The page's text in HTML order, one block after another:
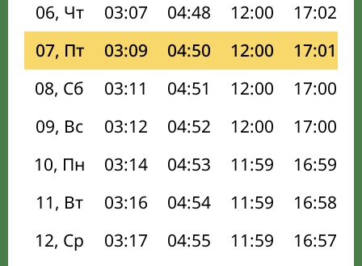
06, Чт
03:07 04:48 12:00 17:02
07, Пт
03:09 04:50 12:00 17:01
08, Сб
03:11 04:51 12:00 17:00
09, Вс
03:12 04:52 12:00 17:00
10, Пн
03:14 04:53 11:59 16:59
11, Вт
03:16 04:54 11:59 16:58
12, Ср
03:17 04:55 11:59 16:57